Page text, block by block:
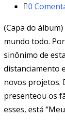
0
(Capa do
mundo todo.
sinônimo de
distanciamento
novos projetos.
presenteou os
esses, está